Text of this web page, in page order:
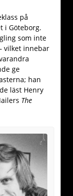
på
i Göteborg.
som inte
vilket innebar
ge
han
läst Henry
The